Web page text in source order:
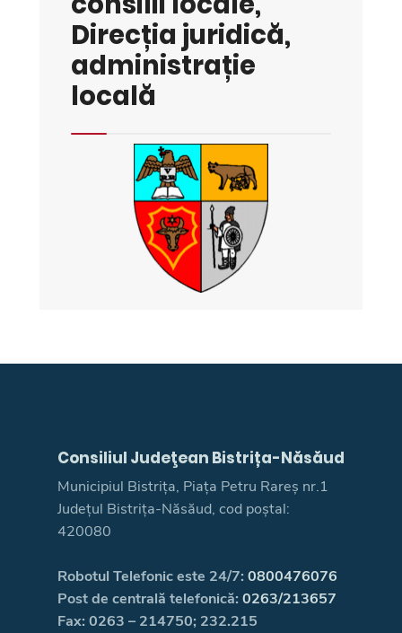
Direcția juridică,
administrație
locală
Consiliul Judeţean Bistrița-Năsăud
Municipiul Bistrița, Piața Petru Rareș nr.1
Județul Bistrița-Năsăud, cod poștal:
420080
Robotul Telefonic este 24/7: 0800476076
Post de centrală telefonică: 0263/213657
Fax: 0263 – 214750; 232.215